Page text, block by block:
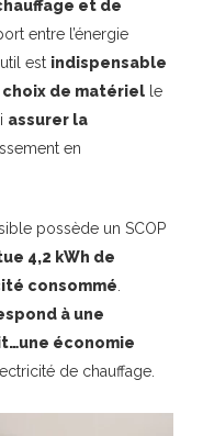
et de
entre l’énergie
est indispensable
de matériel le
assurer la
en
possède un SCOP
4,2 kWh de
consommé
à une
économie
de chauffage.